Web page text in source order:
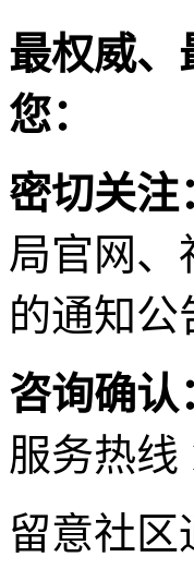
最权威、
您：
密切关注
局官网、
的通知公
咨询确认
服务热线
留意社区